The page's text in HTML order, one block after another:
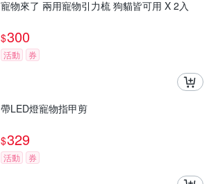
寵物來了 兩用寵物引力梳 狗貓皆可用 X 2入
$300
活動 券
帶LED燈寵物指甲剪
$329
活動 券